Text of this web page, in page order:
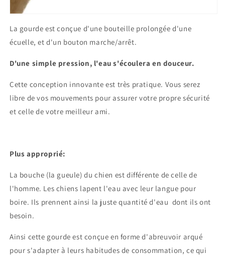
La gourde est conçue d'une bouteille prolongée d'une
écuelle, et d'un bouton marche/arrêt.
D'une simple pression, l'eau s'écoulera en douceur.
Cette conception innovante est très pratique. Vous serez
libre de vos mouvements pour assurer votre propre sécurité
et celle de votre meilleur ami.
Plus approprié:
La bouche (la gueule) du chien est différente de celle de
l'homme. Les chiens lapent l'eau avec leur langue pour
boire. Ils prennent ainsi la juste quantité d'eau dont ils ont
besoin.
Ainsi cette gourde est conçue en forme d'abreuvoir arqué
pour s'adapter à leurs habitudes de consommation, ce qui